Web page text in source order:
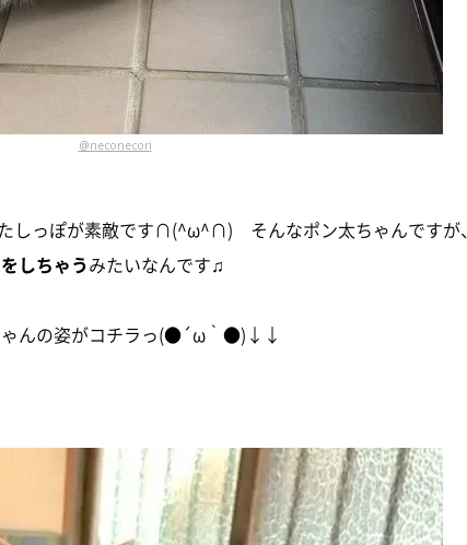
@neconecori
しっぽが素敵です∩(^ω^∩) そんなポン太ちゃんですが、
しちゃうみたいなんです♫
ゃんの姿がコチラっ(●´ω｀●)↓↓